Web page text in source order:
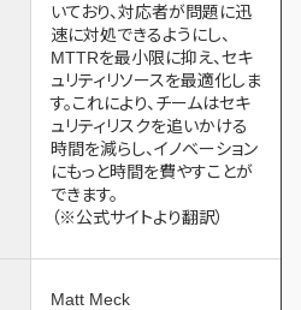
いており、対応者が問題に迅
速に対処できるようにし、
MTTRを最小限に抑え、セキ
ュリティリソースを最適化しま
す。これにより、チームはセキ
ュリティリスクを追いかける
時間を減らし、イノベーション
にもっと時間を費やすことが
できます。
（※公式サイトより翻訳）
Matt Meck